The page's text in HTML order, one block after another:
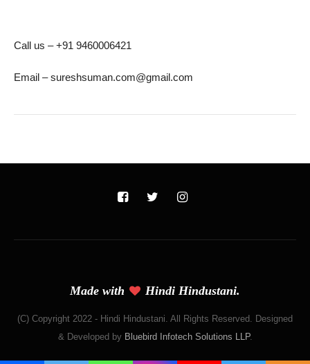
Call us – +91 9460006421
Email – sureshsuman.com@gmail.com
Made with Hindi Hindustani.
(C) Copyright 2022 - Hindi Hindustani. All Rights Reserved. Designed
& Developed by Bluebird Infotech Solutions LLP.